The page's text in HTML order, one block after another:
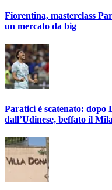
Fiorentina, masterclass
un mercato da big
Paratici è scatenato:
dall’Udinese, beffato il